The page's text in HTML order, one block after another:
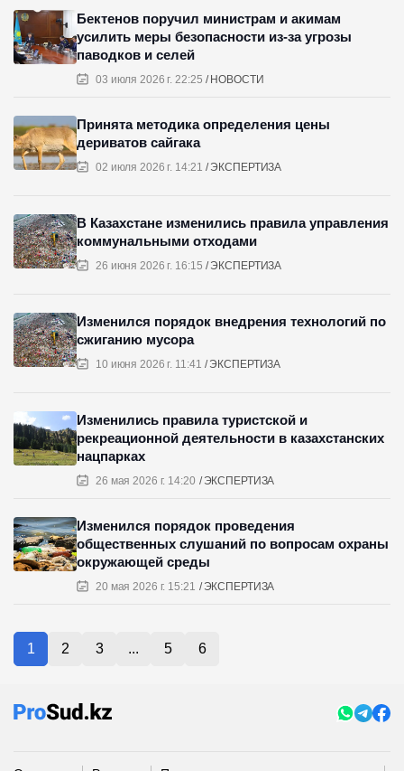
03 июля 2026 г. 22:25 НОВОСТИ
Бектенов поручил министрам и акимам
усилить меры безопасности из-за угрозы
паводков и селей
02 июля 2026 г. 14:21 ЭКСПЕРТИЗА
Принята методика определения цены
дериватов сайгака
26 июня 2026 г. 16:15 ЭКСПЕРТИЗА
В Казахстане изменились правила управления
коммунальными отходами
10 июня 2026 г. 11:41 ЭКСПЕРТИЗА
Изменился порядок внедрения технологий по
сжиганию мусора
26 мая 2026 г. 14:20 ЭКСПЕРТИЗА
Изменились правила туристской и
рекреационной деятельности в казахстанских
нацпарках
20 мая 2026 г. 15:21 ЭКСПЕРТИЗА
Изменился порядок проведения
общественных слушаний по вопросам охраны
окружающей среды
1 2 3 ... 5 6